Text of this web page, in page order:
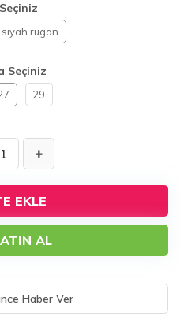
siyah rugan
Seçiniz
29
EKLE
AL
Haber Ver